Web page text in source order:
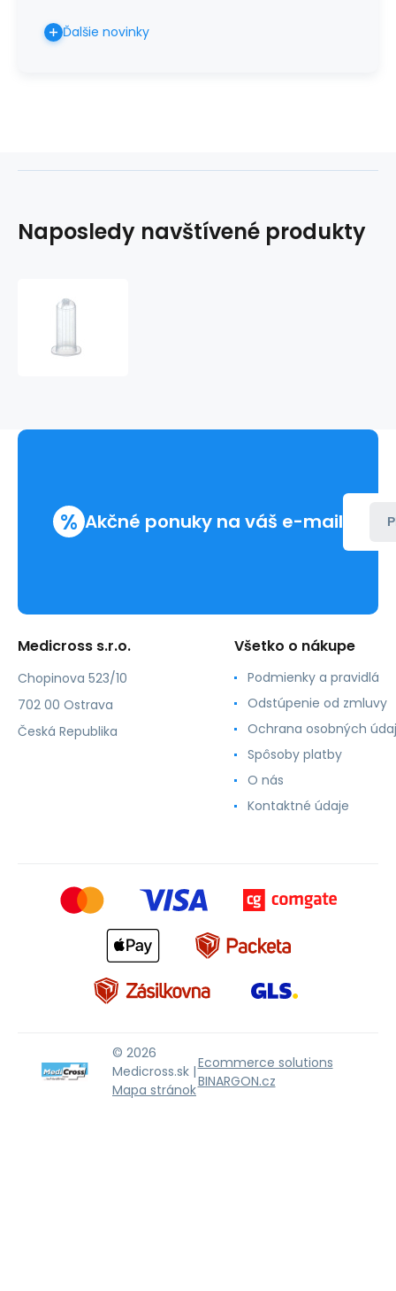
Ďalšie novinky
Naposledy navštívené produkty
% Akčné ponuky na váš e-mail
Medicross s.r.o.
Chopinova 523/10
702 00 Ostrava
Česká Republika
Všetko o nákupe
Podmienky a pravidlá
Odstúpenie od zmluvy
Ochrana osobných
Spôsoby platby
O nás
Kontaktné údaje
© 2026
Medicross.sk |
Mapa stránok
Ecommerce solutions
BINARGON.cz